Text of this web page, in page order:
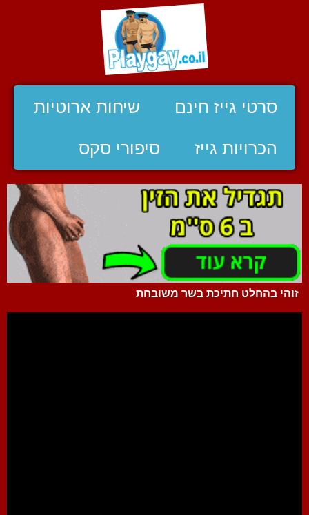
סרטי גייז חינם שיחות ארוטיות
הכרויות גייז סיפורי סקס
זוהי בהחלט חתיכת בשר משובחת